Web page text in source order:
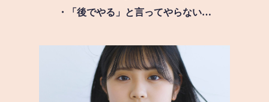
・「後でやる」と言ってやらない…